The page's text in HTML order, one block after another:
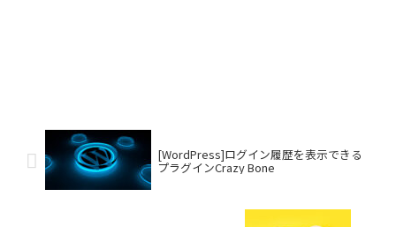
[WordPress]ログイン履歴を表示できる
プラグインCrazy Bone